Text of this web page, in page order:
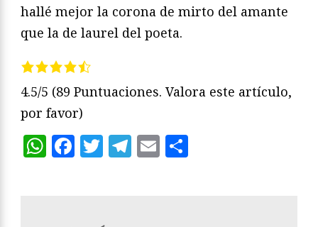
hallé mejor la corona de mirto del amante
que la de laurel del poeta.
4.5/5 (89 Puntuaciones. Valora este artículo,
por favor)
WhatsApp
Facebook
Twitter
Telegram
Email